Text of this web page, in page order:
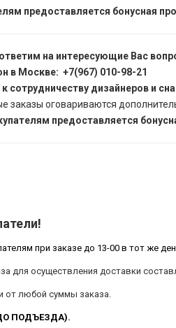
предоставляется бонусная
на интересующие Вас
в Москве: +7(967) 010-98-21
сотрудничеству дизайнеров и
заказы оговариваются
предоставляется
при заказе до 13-00 в тот же
для осуществления доставки
от любой суммы заказа.
ПОДЪЕЗДА).